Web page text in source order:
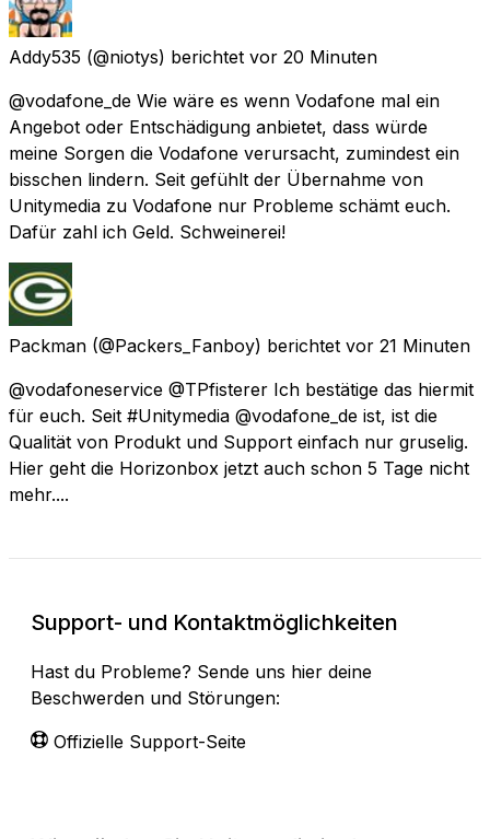
Addy535 (@niotys) berichtet vor 20 Minuten
@vodafone_de Wie wäre es wenn Vodafone mal ein
Angebot oder Entschädigung anbietet, dass würde
meine Sorgen die Vodafone verursacht, zumindest ein
bisschen lindern. Seit gefühlt der Übernahme von
Unitymedia zu Vodafone nur Probleme schämt euch.
Dafür zahl ich Geld. Schweinerei!
Packman (@Packers_Fanboy) berichtet vor 21 Minuten
@vodafoneservice @TPfisterer Ich bestätige das hiermit
für euch. Seit #Unitymedia @vodafone_de ist, ist die
Qualität von Produkt und Support einfach nur gruselig.
Hier geht die Horizonbox jetzt auch schon 5 Tage nicht
mehr....
Support- und Kontaktmöglichkeiten
Hast du Probleme? Sende uns hier deine
Beschwerden und Störungen:
Offizielle Support-Seite